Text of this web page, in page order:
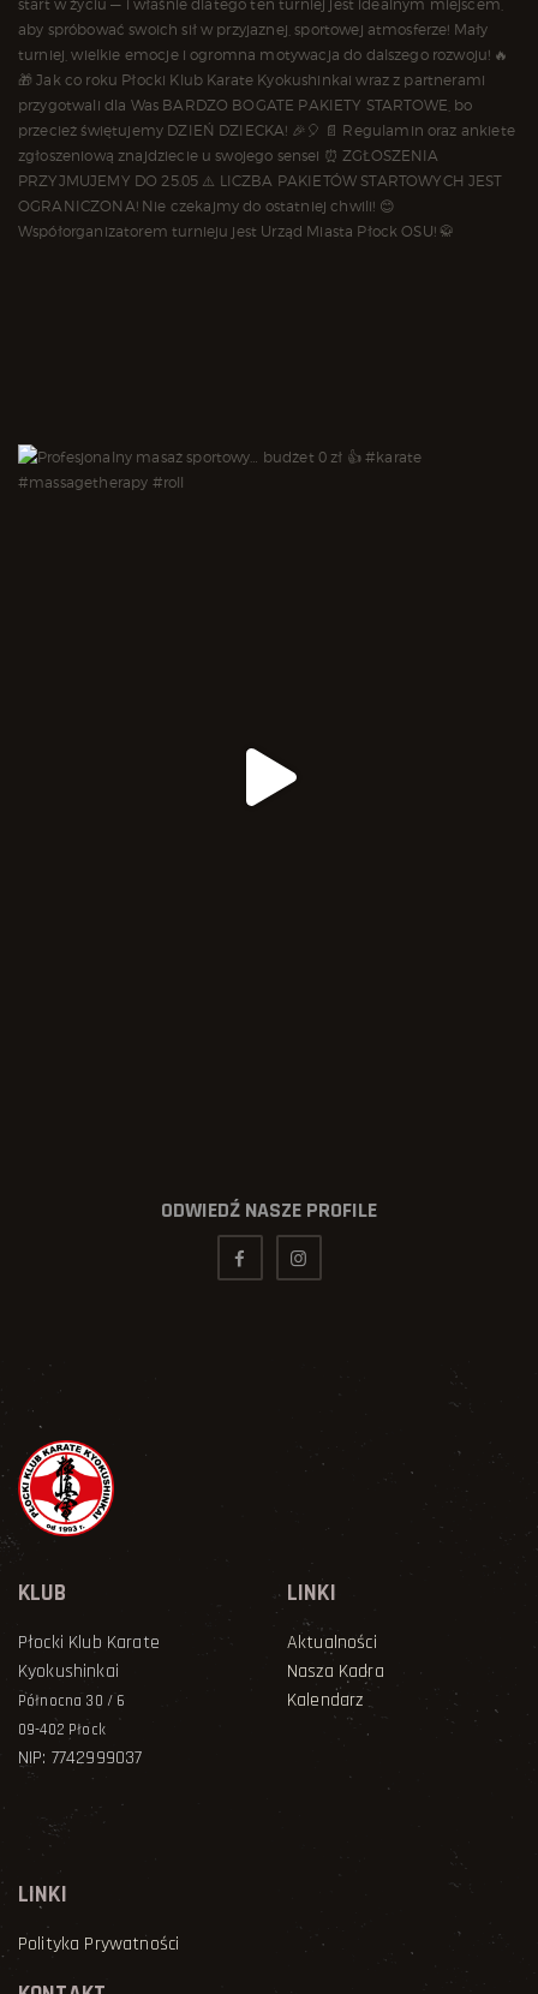
ODWIEDŹ NASZE PROFILE
KLUB
Płocki Klub Karate
Kyokushinkai
Północna 30 / 6
09-402 Płock
NIP: 7742999037
LINKI
Aktualności
Nasza Kadra
Kalendarz
LINKI
Polityka Prywatności